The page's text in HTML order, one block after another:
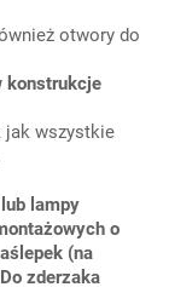
otwory do
konstrukcje
jak wszystkie
lampy
o
(na
zderzaka